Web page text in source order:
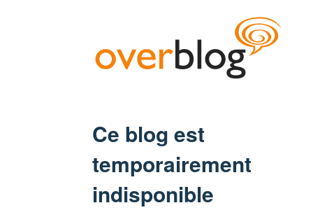
Ce blog est
temporairement
indisponible